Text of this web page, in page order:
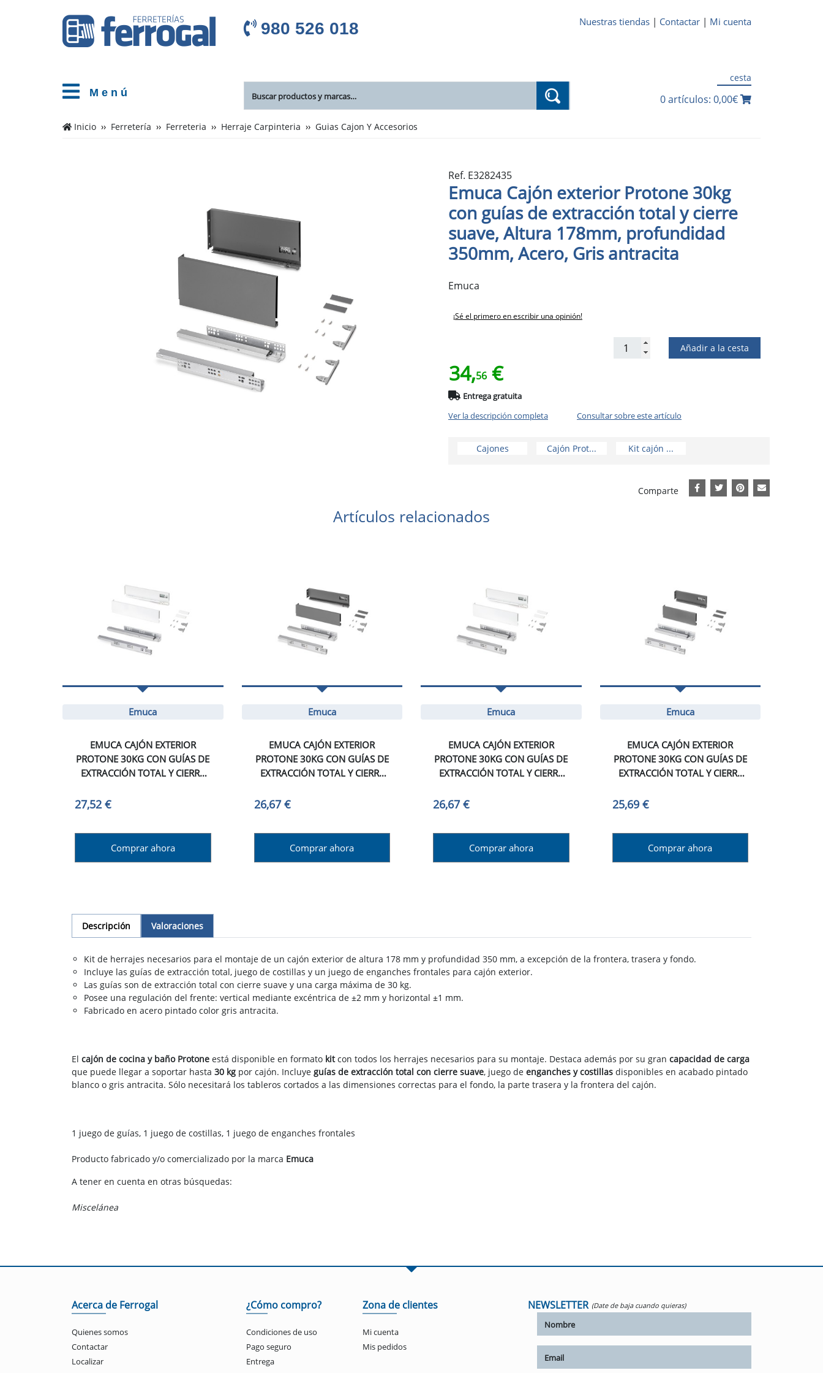
M e n ú
980 526 018 Nuestras tiendas | Contactar | Mi cuenta
cesta
0 artículos: 0,00€
Inicio Ferretería Ferreteria Herraje Carpinteria Guias Cajon Y Accesorios
Ref. E3282435
Emuca Cajón exterior Protone 30kg
con guías de extracción total y cierre
suave, Altura 178mm, profundidad
350mm, Acero, Gris antracita
Emuca
¡Sé el primero en escribir una opinión!
Añadir a la cesta
34,56 €
Entrega gratuita
Ver la descripción completa
Consultar sobre este artículo
Cajones Cajón Prot... Kit cajón ...
Comparte
Artículos relacionados
Emuca
EMUCA CAJÓN EXTERIOR
PROTONE 30KG CON GUÍAS DE
EXTRACCIÓN TOTAL Y CIERRE
PROFUNDIDAD 400MM,
27,52 €
Comprar ahora
Emuca
EMUCA CAJÓN EXTERIOR
PROTONE 30KG CON GUÍAS DE
EXTRACCIÓN TOTAL Y CIERRE
PROFUNDIDAD 350MM,
26,67 €
Comprar ahora
Emuca
EMUCA CAJÓN EXTERIOR
PROTONE 30KG CON GUÍAS DE
EXTRACCIÓN TOTAL Y CIERRE
PROFUNDIDAD 350MM,
26,67 €
Comprar ahora
Emuca
EMUCA CAJÓN EXTERIOR
PROTONE 30KG CON GUÍAS DE
EXTRACCIÓN TOTAL Y CIERRE
PROFUNDIDAD 270MM,
25,69 €
Comprar ahora
Descripción Valoraciones
Kit de herrajes necesarios para el montaje de un cajón exterior de altura 178 mm y profundidad 350 mm, a excepción de la frontera, trasera y fondo.
Incluye las guías de extracción total, juego de costillas y un juego de enganches frontales para cajón exterior.
Las guías son de extracción total con cierre suave y una carga máxima de 30 kg.
Posee una regulación del frente: vertical mediante excéntrica de ±2 mm y horizontal ±1 mm.
Fabricado en acero pintado color gris antracita.
El cajón de cocina y baño Protone está disponible en formato kitcon todos los herrajes necesarios para su montaje. Destaca además por su gran capacidad de carga
que puede llegar a soportar hasta 30 kg por cajón. Incluye guías de extracción total con cierre suave, juego de enganches y costillas disponibles en acabado pintado
blanco o gris antracita. Sólo necesitará los tableros cortados a las dimensiones correctas para el fondo, la parte trasera y la frontera del cajón.
1 juego de guías, 1 juego de costillas, 1 juego de enganches frontales
Producto fabricado y/o comercializado por la marca Emuca
A tener en cuenta en otras búsquedas:
Miscelánea
Acerca de Ferrogal
Quienes somos
Contactar
Localizar
¿Cómo compro?
Condiciones de uso
Pago seguro
Entrega
Zona de clientes
Mi cuenta
Mis pedidos
NEWSLETTER (Date de baja cuando quieras)